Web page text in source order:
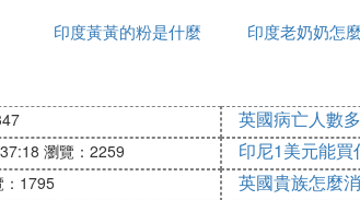
申請團體旅遊簽證，但需提供中方組
度旅遊由中印雙方政府各自指定的
次或多次簽證。申請旅遊簽證約需
種姓
家
印度黃黃的粉是什麼 印度老奶奶怎
英國病亡人數
瀏覽：2259 印尼1美元能買
：1795 英國貴族怎麼